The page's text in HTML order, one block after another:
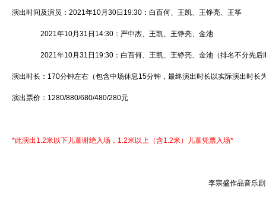
演出时间及演员：2021年10月30日19:30：白百何、王凯、王铮亮、王筝
2021年10月31日14:30：严中杰、王凯、王铮亮、金池
2021年10月31日19:30：白百何、王凯、王铮亮、金池（排名不分先后
演出时长：170分钟左右（包含中场休息15分钟，最终演出时长以实际演出时长
演出票价：1280/880/680/480/280元
*此演出1.2米以下儿童谢绝入场，1.2米以上（含1.2米）儿童凭票入场*
李宗盛作品音乐